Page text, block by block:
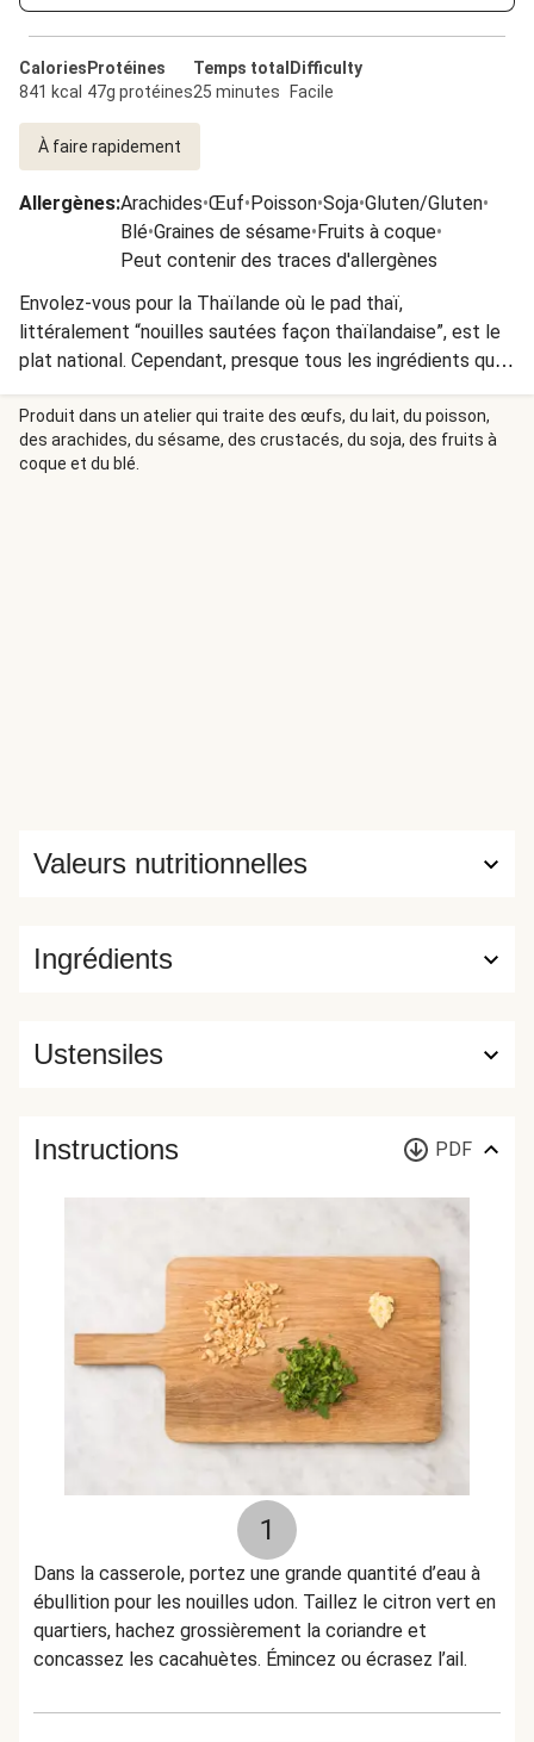
Calories
841 kcal
Protéines
47g protéines
Temps total
25 minutes
Difficulty
Facile
À faire rapidement
Allergènes:Arachides•Œuf•Poisson•Soja•Gluten/Gluten•
Blé•Graines de sésame•Fruits à coque•
Peut contenir des traces d'allergènes
Envolez-vous pour la Thaïlande où le pad thaï,
littéralement “nouilles sautées façon thaïlandaise”, est le
plat national. Cependant, presque tous les ingrédients qui
le composent sont originaires de la cuisine chinoise en
raison de la crise économique qu'a traversé le pays en
1940. Depuis, impossible de mettre les pieds dans un
restaurant ne servant sa recette, propre à chaque chef. On
Produit dans un atelier qui traite des œufs, du lait, du poisson,
des arachides, du sésame, des crustacés, du soja, des fruits à
coque et du blé.
Ingrédients
Valeurs nutritionnelles
Ustensiles
Instructions PDF
1
Dans la casserole, portez une grande quantité d’eau à
ébullition pour les nouilles udon. Taillez le citron vert en
quartiers, hachez grossièrement la coriandre et
concassez les cacahuètes. Émincez ou écrasez l’ail.